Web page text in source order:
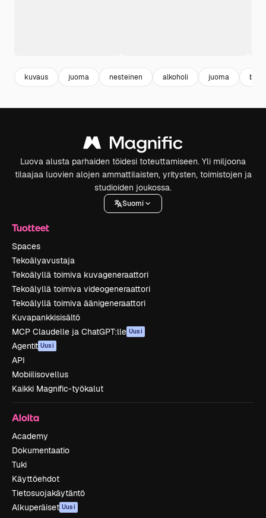
kuvaus juoma nesteinen alkoholi juoma biiri
Luova alusta parhaiden töidesi toteuttamiseen. Yli miljoona
tilaajaa luovien alojen ammattilaisten, yritysten, toimistojen ja
studioiden joukossa.
Suomi
Tuotteet
Spaces
Tekoälyavustaja
Tekoälyllä toimiva kuvageneraattori
Tekoälyllä toimiva videogeneraattori
Tekoälyllä toimiva äänigeneraattori
Kuvapankkisisältö
MCP Claudelle ja ChatGPT:lle Uusi
Agentit Uusi
API
Mobiilisovellus
Kaikki Magnific-työkalut
Aloita
Academy
Dokumentaatio
Tuki
Käyttöehdot
Tietosuojakäytäntö
Alkuperäiset Uusi